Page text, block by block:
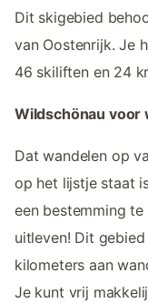
Dit skigebied
van Oostenrijk. Je
46 skiliften en 24
Wildschönau voor
Dat wandelen op
op het lijstje staat
een bestemming
uitleven! Dit
kilometers aan
Je kunt vrij